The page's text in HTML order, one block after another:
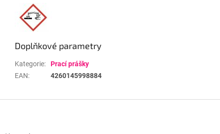
Doplňkové parametry
Kategorie:
Prací prášky
EAN: 4260145998884